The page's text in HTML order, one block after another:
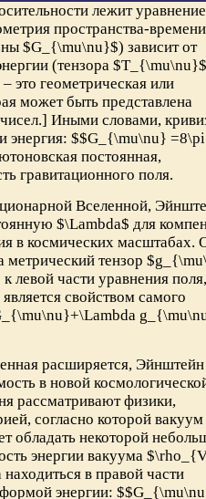
лежит
пространства-времени
$G_{\mu\nu}$) зависит от
(тензора $T_{\mu\nu}$
это геометрическая или
может быть представлена
Иными словами,
энергия: $$G_{\mu\nu}
постоянная,
гравитационного поля.
Вселенной,
$\Lambda$ для
в космических масштабах.
тензор
левой части уравнения поля,
свойством самого
расширяется, Эйнштейн
в новой
рассматривают физики,
согласно которой вакуум
обладать некоторой
энергии вакуума
в правой части
формой энергии: